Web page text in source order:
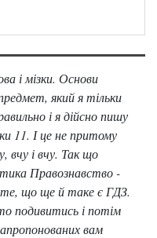
і мізки. Основи
який я тільки
і я дійсно пишу
11. І це не притому
вчу і вчу. Так що
Правознавство -
що ще й таке є ГДЗ.
подивитись і потім
вам